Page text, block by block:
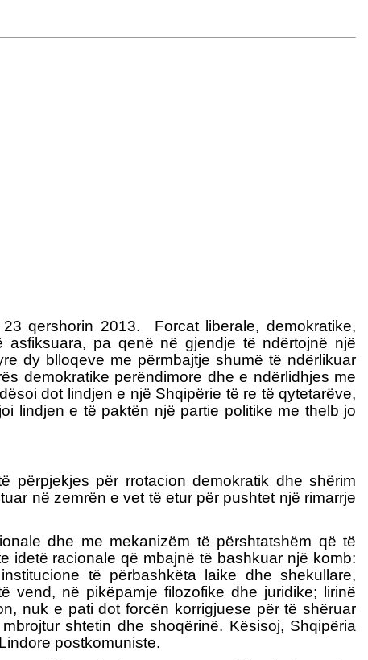
qershorin 2013. Forcat liberale, demokratike,
asfiksuara, pa qenë në gjendje të ndërtojnë një
dy blloqeve me përmbajtje shumë të ndërlikuar
demokratike perëndimore dhe e ndërlidhjes me
dot lindjen e një Shqipërie të re të qytetarëve,
lindjen e të paktën një partie politike me thelb jo
për rrotacion demokratik dhe shërim
në zemrën e vet të etur për pushtet një rimarrje
dhe me mekanizëm të përshtatshëm që të
idetë racionale që mbajnë të bashkuar një komb:
të përbashkëta laike dhe shekullare,
vend, në pikëpamje filozofike dhe juridike; lirinë
nuk e pati dot forcën korrigjuese për të shëruar
shtetin dhe shoqërinë. Kësisoj, Shqipëria
postkomuniste.